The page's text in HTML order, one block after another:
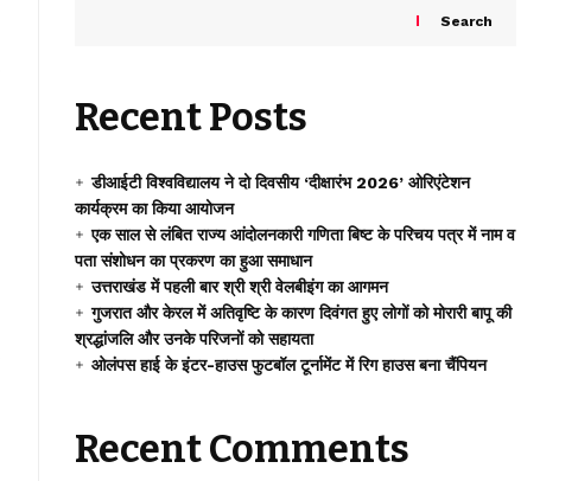
Search
Recent Posts
डीआईटी विश्वविद्यालय ने दो दिवसीय ‘दीक्षारंभ 2026’ ओरिएंटेशन
कार्यक्रम का किया आयोजन
एक साल से लंबित राज्य आंदोलनकारी गणिता बिष्ट के परिचय पत्र में नाम व
पता संशोधन का प्रकरण का हुआ समाधान
उत्तराखंड में पहली बार श्री श्री वेलबीइंग का आगमन
गुजरात और केरल में अतिवृष्टि के कारण दिवंगत हुए लोगों को मोरारी बापू की
श्रद्धांजलि और उनके परिजनों को सहायता
ओलंपस हाई के इंटर-हाउस फुटबॉल टूर्नामेंट में रिग हाउस बना चैंपियन
Recent Comments